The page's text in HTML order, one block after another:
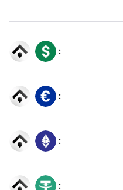
PRCL USD :
PRCL EUR :
PRCL ETH :
PRCL USDT :